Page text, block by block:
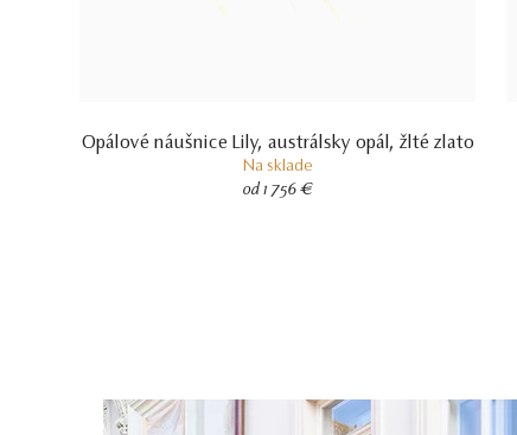
Opálové náušnice Lily, austrálsky opál, žlté zlato
Na sklade
od 1 756 €